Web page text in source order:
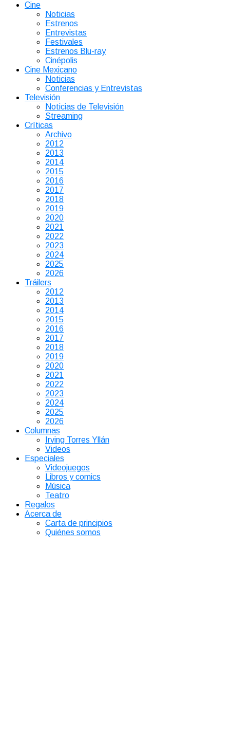
Cine
Noticias
Estrenos
Entrevistas
Festivales
Estrenos Blu-ray
Cinépolis
Cine Mexicano
Noticias
Conferencias y Entrevistas
Televisión
Noticias de Televisión
Streaming
Críticas
Archivo
2012
2013
2014
2015
2016
2017
2018
2019
2020
2021
2022
2023
2024
2025
2026
Tráilers
2012
2013
2014
2015
2016
2017
2018
2019
2020
2021
2022
2023
2024
2025
2026
Columnas
Irving Torres Yllán
Videos
Especiales
Videojuegos
Libros y comics
Música
Teatro
Regalos
Acerca de
Carta de principios
Quiénes somos